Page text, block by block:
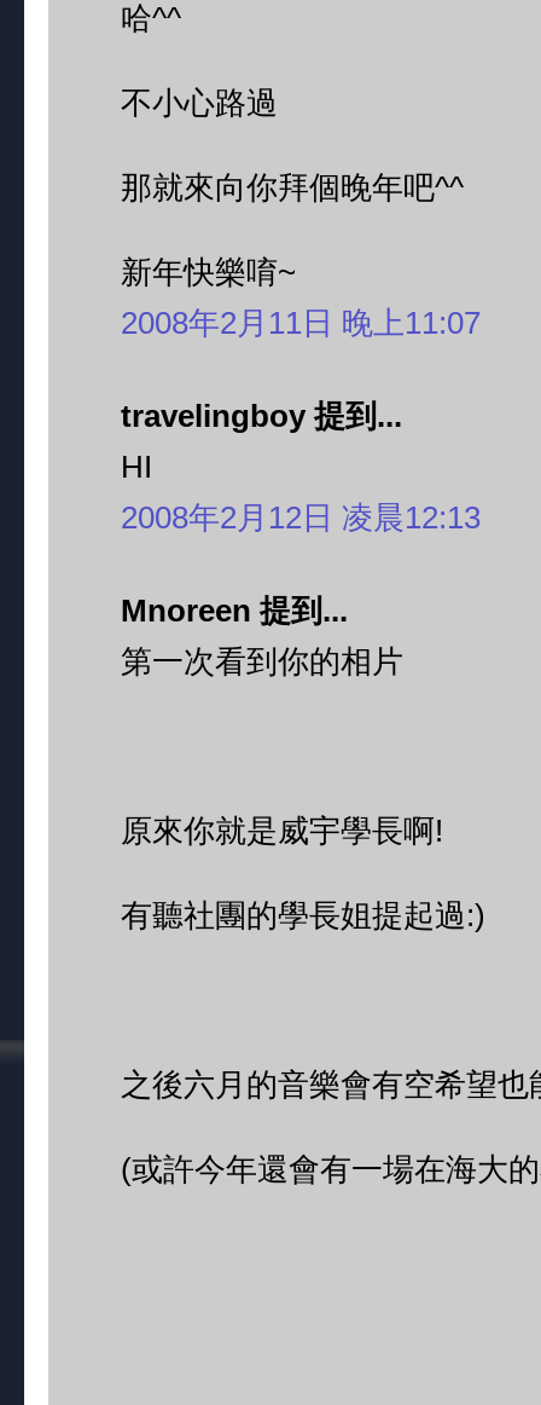
哈^^
不小心路過
那就來向你拜個晚年吧^^
新年快樂唷~
2008年2月11日 晚上11:07
travelingboy 提到...
HI
2008年2月12日 凌晨12:13
Mnoreen 提到...
第一次看到你的相片
原來你就是威宇學長啊!
有聽社團的學長姐提起過:)
之後六月的音樂會有空希望也
(或許今年還會有一場在海大